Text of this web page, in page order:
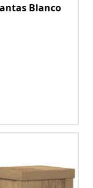
Blanco